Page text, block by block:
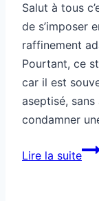
Salut à tous
de s’imposer
raffinement
Pourtant, ce
car il est
aseptisé,
condamner
Lire la suite